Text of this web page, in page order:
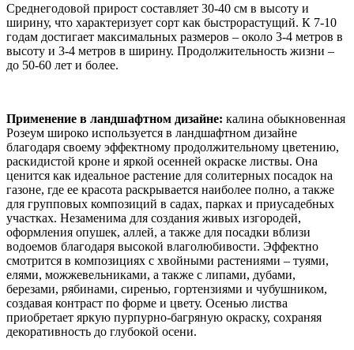
Среднегодовой прирост составляет 30-40 см в высоту и
ширину, что характеризует сорт как быстрорастущий. К 7-10
годам достигает максимальных размеров – около 3-4 метров в
высоту и 3-4 метров в ширину. Продолжительность жизни –
до 50-60 лет и более.
Применение в ландшафтном дизайне: калина обыкновенная
Розеум широко используется в ландшафтном дизайне
благодаря своему эффектному продолжительному цветению,
раскидистой кроне и яркой осенней окраске листвы. Она
ценится как идеальное растение для солитерных посадок на
газоне, где ее красота раскрывается наиболее полно, а также
для групповых композиций в садах, парках и приусадебных
участках. Незаменима для создания живых изгородей,
оформления опушек, аллей, а также для посадки вблизи
водоемов благодаря высокой влаголюбивости. Эффектно
смотрится в композициях с хвойными растениями – туями,
елями, можжевельниками, а также с липами, дубами,
березами, рябинами, сиренью, гортензиями и чубушником,
создавая контраст по форме и цвету. Осенью листва
приобретает яркую пурпурно-багряную окраску, сохраняя
декоративность до глубокой осени.